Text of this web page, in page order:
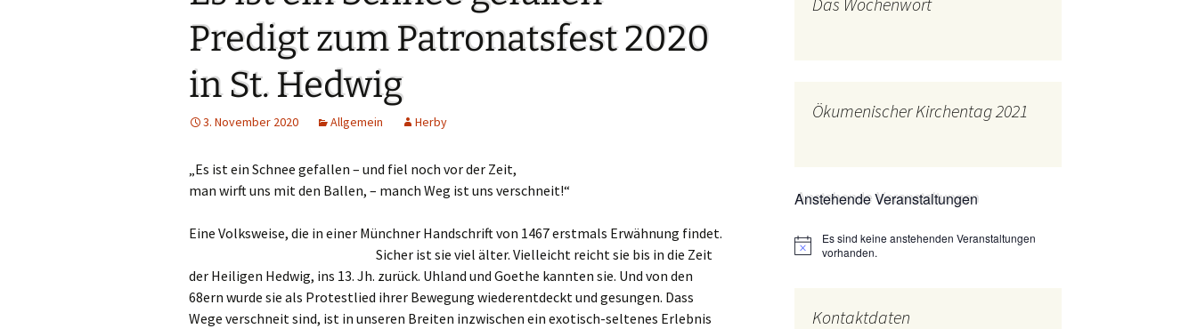
Kath. Kirche Nied (ext.
Stadtkirche Frankfurt
Haus am Dom (ext. Link)
Dompfarrei St.
Bartholomäus (ext. Link)
Messdienerplan
Oekum. Kirchentag 2021
PGR-Wahl 2019
Prävention im Bistum
Limburg
Seelsorglicher Notruf
Stadtkirchenforum
Stellenausschreibungen
KAB –
Ministranten
Limburg
Startseite Arbeitsgruppen
Predigt zum Patronatsfest 2020
in St. Hedwig
3. November 2020 Allgemein Herby
„Es ist ein Schnee gefallen – und fiel noch vor der Zeit,
man wirft uns mit den Ballen, – manch Weg ist uns verschneit!“
Eine Volksweise, die in einer Münchner Handschrift von 1467 erstmals Erwähnung findet.
Sicher ist sie viel älter. Vielleicht reicht sie bis in die Zeit
der Heiligen Hedwig, ins 13. Jh. zurück. Uhland und Goethe kannten sie. Und von den
68ern wurde sie als Protestlied ihrer Bewegung wiederentdeckt und gesungen. Dass
Wege verschneit sind, ist in unseren Breiten inzwischen ein exotisch-seltenes Erlebnis
Ökumenischer Kirchentag 2021
Anstehende Veranstaltungen
Hinweis
Es sind keine anstehenden Veranstaltungen
vorhanden.
Kontaktdaten